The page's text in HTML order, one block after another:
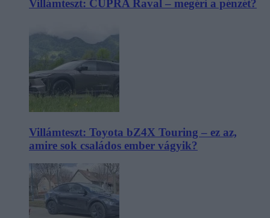
Villámteszt: CUPRA Raval – megéri a pénzét?
Villámteszt: Toyota bZ4X Touring – ez az,
amire sok családos ember vágyik?